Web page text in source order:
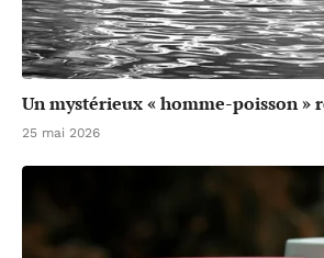
Un mystérieux « homme-poisson
25 mai 2026